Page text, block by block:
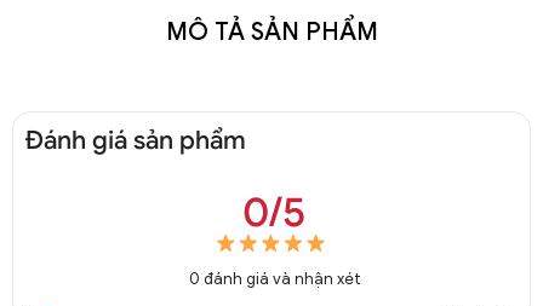
MÔ TẢ SẢN PHẨM
Đánh giá sản phẩm
0/5
0 đánh giá và nhận xét